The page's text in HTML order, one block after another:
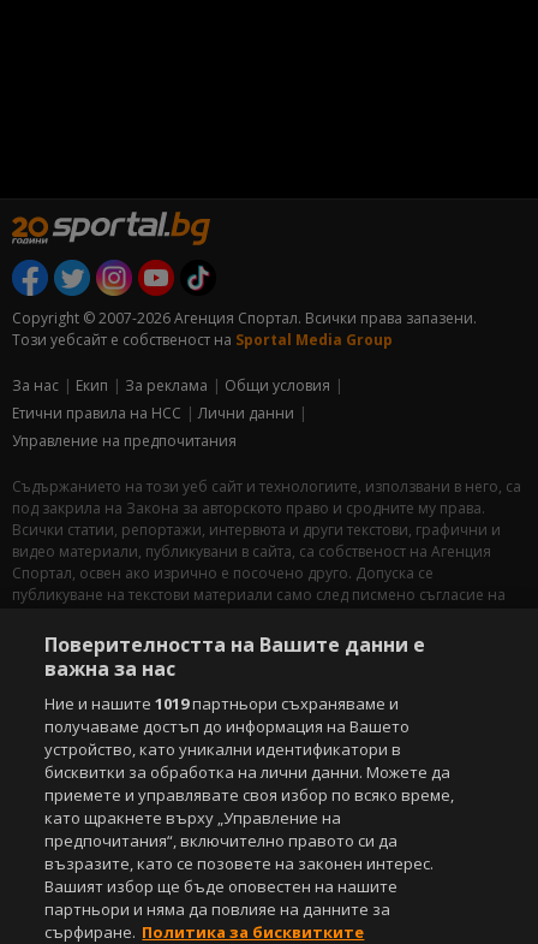
Copyright © 2007-2026 Агенция Спортал. Всички права запазени.
Този уебсайт е собственост на Sportal Media Group
За нас Екип За рекламa
Общи условия
Етични правила на НСС
Лични данни
Управление на предпочитания
Съдържанието на този уеб сайт и технологиите, използвани в него, са
под закрила на Закона за авторското право и сродните му права.
Всички статии, репортажи, интервюта и други текстови, графични и
видео материали, публикувани в сайта, са собственост на Агенция
Спортал, освен ако изрично е посочено друго. Допуска се
публикуване на текстови материали само след писмено съгласие на
www.sportal.bg. Използването на графични и видео материали,
публикувани в сайта, е строго забранено. Нарушителите ще бъдат
санкционирани с цялата строгост на закона.
СвалиБЕЗПЛАТНОТОприложение за:
Android
Powered by:
Поверителността на Вашите данни е
важна за нас
Ние и нашите1019партньори съхраняваме и
получаваме достъп до информация на Вашето
устройство, като уникални идентификатори в
бисквитки за обработка на лични данни. Можете да
приемете и управлявате своя избор по всяко време,
като щракнете върху „Управление на
предпочитания“, включително правото си да
възразите, като се позовете на законен интерес.
Вашият избор ще бъде оповестен на нашите
партньори и няма да повлияе на данните за
сърфиране. Политика за бисквитките